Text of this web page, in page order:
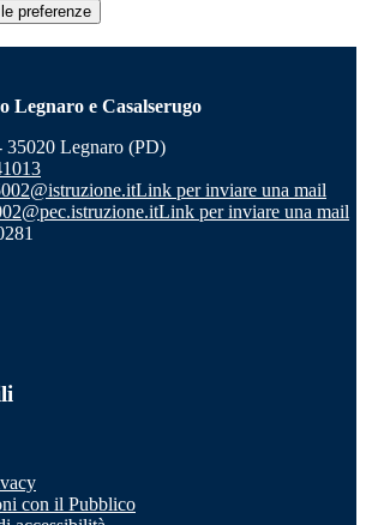
preferenze
Legnaro e Casalserugo
35020 Legnaro (PD)
Link per inviare una mail
Link per inviare una mail
con il Pubblico